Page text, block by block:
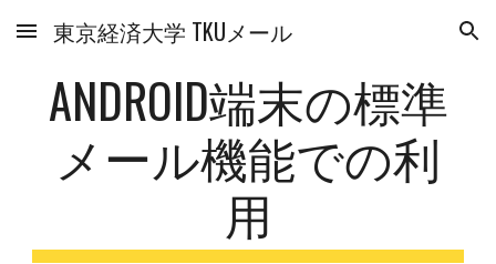
Skip to main content Skip to navigation
東京経済大学 TKUメール
ANDROID端末の標準
メール機能での利
用